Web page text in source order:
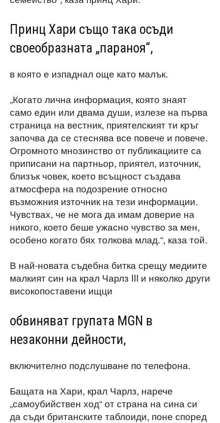
Принц Хари също така осъди
своеобразната „параноя“,
в която е изпаднал още като малък.
„Когато лична информация, която знаят
само един или двама души, излезе на първа
страница на вестник, приятелският ти кръг
започва да се стеснява все повече и повече.
Огромното мнозинство от публикациите са
приписани на партньор, приятел, източник,
близък човек, което всъщност създава
атмосфера на подозрение относно
възможния източник на тези информации.
Чувствах, че не мога да имам доверие на
никого, което беше ужасно чувство за мен,
особено когато бях толкова млад.“, каза той.
В най-новата съдебна битка срещу медиите
малкият син на крал Чарлз III и няколко други
високопоставени ищци
обвиняват групата MGN в
незаконни дейности,
включително подслушване по телефона.
Бащата на Хари, крал Чарлз, нарече
„самоубийствен ход“ от страна на сина си
да съди британските таблоиди, поне според